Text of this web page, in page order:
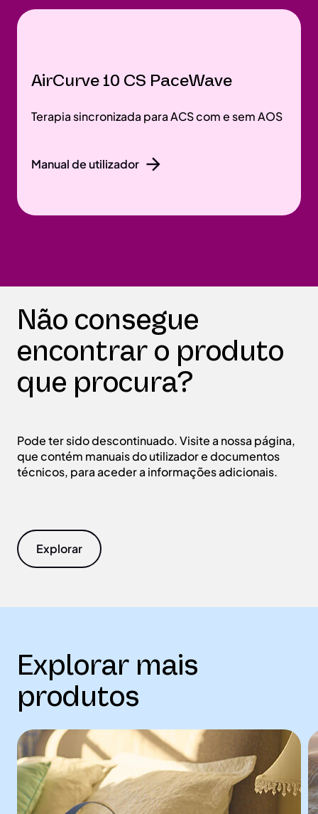
AirCurve 10 CS PaceWave
Terapia sincronizada para ACS com e sem AOS
Manual de utilizador
Não consegue
encontrar o produto
que procura?
Pode ter sido descontinuado. Visite a nossa página,
que contém manuais do utilizador e documentos
técnicos, para aceder a informações adicionais.
Explorar
Explorar mais
produtos